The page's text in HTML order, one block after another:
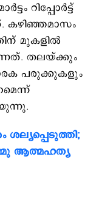
റിപ്പോർട്ട്
മുകളിൽ
തലയ്ക്കും
പരുക്കുകളും
ശല്യപ്പെടുത്തി;
ആത്മഹത്യ